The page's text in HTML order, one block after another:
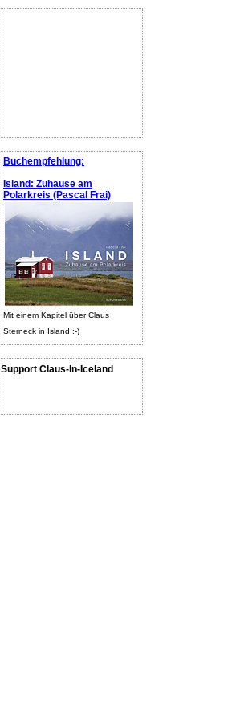
Buchempfehlung:
Island: Zuhause am
Polarkreis (Pascal Frai)
Mit einem Kapitel über Claus
Sterneck in Island :-)
Support Claus-In-Iceland